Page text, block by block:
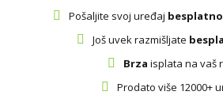
Pošaljite svoj uređaj besplatno
Još uvek razmišljate
Brza isplata na vaš
Prodato više 12000+